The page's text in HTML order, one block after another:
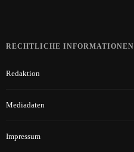
RECHTLICHE INFORMATIONEN
Redaktion
Mediadaten
Impressum